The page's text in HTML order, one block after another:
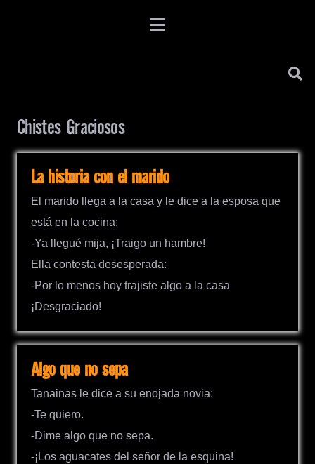
Chistes Graciosos
La historia con el marido
El marido llega a la casa y le dice a la esposa que
está en la cocina:
-Ya llegué mija, ¡Traigo un hambre!
Ella contesta desesperada:
-Por lo menos hoy trajiste algo a la casa
¡Desgraciado!
Algo que no sepa
Tanainas le dice a su enojada novia:
-Te quiero.
-Dime algo que no sepa.
-¡Los aguacates del señor de la esquina!